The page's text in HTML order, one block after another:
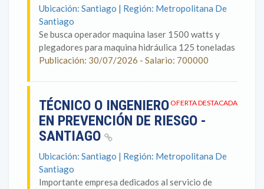
Ubicación: Santiago | Región: Metropolitana De
Santiago
Se busca operador maquina laser 1500 watts y
plegadores para maquina hidráulica 125 toneladas
Publicación: 30/07/2026 - Salario: 700000
OFERTA DESTACADA
TÉCNICO O INGENIERO
EN PREVENCIÓN DE RIESGO -
SANTIAGO
Ubicación: Santiago | Región: Metropolitana De
Santiago
Importante empresa dedicados al servicio de